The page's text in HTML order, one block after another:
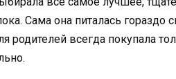
Сама она питалась
родителей всегда покупала